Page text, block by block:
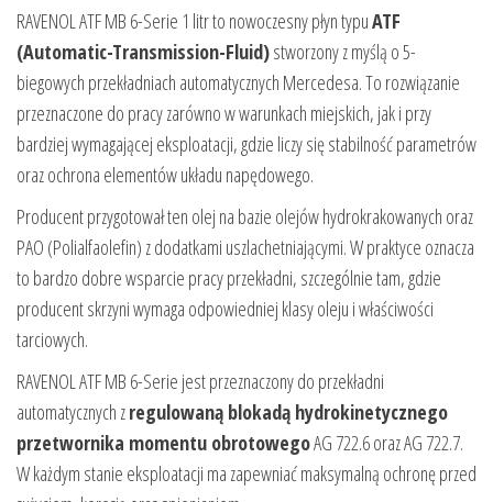
RAVENOL ATF MB 6-Serie 1 litr to nowoczesny płyn typuATF
(Automatic-Transmission-Fluid)stworzony z myślą o 5-
biegowych przekładniach automatycznych Mercedesa. To rozwiązanie
przeznaczone do pracy zarówno w warunkach miejskich, jak i przy
bardziej wymagającej eksploatacji, gdzie liczy się stabilność parametrów
oraz ochrona elementów układu napędowego.
Producent przygotował ten olej na bazie olejów hydrokrakowanych oraz
PAO (Polialfaolefin) z dodatkami uszlachetniającymi. W praktyce oznacza
to bardzo dobre wsparcie pracy przekładni, szczególnie tam, gdzie
producent skrzyni wymaga odpowiedniej klasy oleju i właściwości
tarciowych.
RAVENOL ATF MB 6-Serie jest przeznaczony do przekładni
automatycznych zregulowaną blokadą hydrokinetycznego
przetwornika momentu obrotowegoAG 722.6 oraz AG 722.7.
W każdym stanie eksploatacji ma zapewniać maksymalną ochronę przed